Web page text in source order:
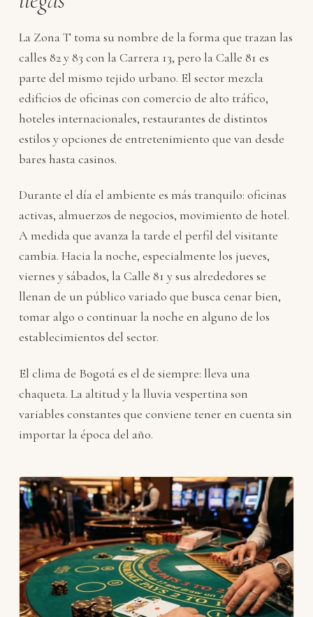
La Zona T toma su nombre de la forma que trazan las
calles 82 y 83 con la Carrera 13, pero la Calle 81 es
parte del mismo tejido urbano. El sector mezcla
edificios de oficinas con comercio de alto tráfico,
hoteles internacionales, restaurantes de distintos
estilos y opciones de entretenimiento que van desde
bares hasta casinos.
Durante el día el ambiente es más tranquilo: oficinas
activas, almuerzos de negocios, movimiento de hotel.
A medida que avanza la tarde el perfil del visitante
cambia. Hacia la noche, especialmente los jueves,
viernes y sábados, la Calle 81 y sus alrededores se
llenan de un público variado que busca cenar bien,
tomar algo o continuar la noche en alguno de los
establecimientos del sector.
El clima de Bogotá es el de siempre: lleva una
chaqueta. La altitud y la lluvia vespertina son
variables constantes que conviene tener en cuenta sin
importar la época del año.